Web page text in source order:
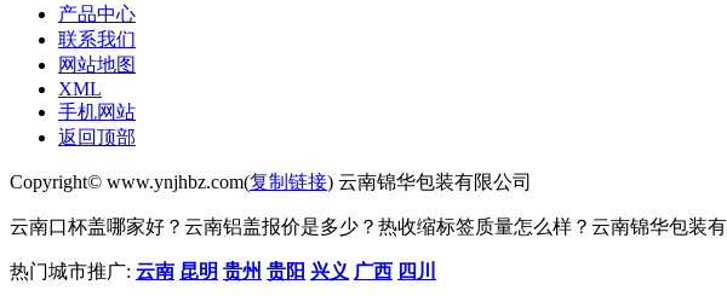
产品中心
联系我们
网站地图
XML
手机网站
返回顶部
Copyright© www.ynjhbz.com(复制链接) 云南锦华包装有限公司
云南口杯盖哪家好？云南铝盖报价是多少？热收缩标签质量怎么样？云南锦华包装
热门城市推广: 云南 昆明 贵州 贵阳 兴义 广西 四川